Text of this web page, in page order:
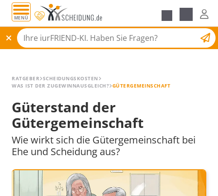
MENÜ
Scheidungsantrag
Alle Ratgeber
RATGEBER SCHEIDUNGSKOSTEN
WAS IST DER ZUGEWINNAUSGLEICH? GÜTERGEMEINSCHAFT
Güterstand der
Gütergemeinschaft
Wie wirkt sich die Gütergemeinschaft bei
Ehe und Scheidung aus?